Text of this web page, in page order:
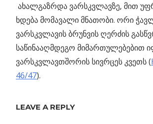
ახალგაზრდა ვარსკვლავზე, მით
ხდება მომავალი მნათობი. ორი
ვარსკვლავის ბრუნვის ღერძის
საწინააღმდეგო მიმართულებებით
ვარსკვლავთშორის სივრცეს კვეთს (
46/47).
Previous
15 ყველაზე
LEAVE A REPLY